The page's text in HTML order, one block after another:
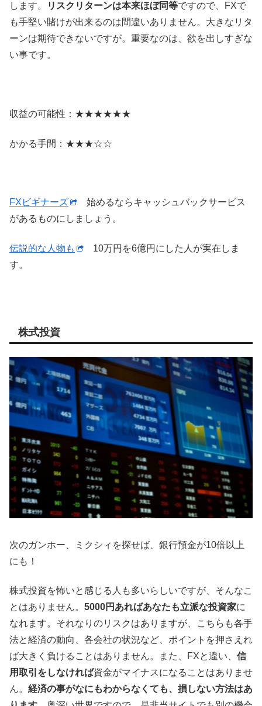
します。
リスクリターンは本来ほぼ同等ですので、FXで
も手堅い賭けが出来るのは間違いありません。大きなリタ
ーンは期待できないですが。重要なのは、欲を出しすぎな
い事です。
収益の可能性：★★★★★★
かかる手間：★★★☆☆
FXビギナーズ
始めるならキャッシュバックサービス
があるものにしましょう。
伝説的な人物も
10万円を6億円にした人が実在しま
す。
株式投資
次のガンホー、ミクシィを探せば、銀行預金が10倍以上
にも！
株式投資を怖いと感じる人も多いらしいですが、そんなこ
とはありません。 5000円あればあなたも立派な投資家に
なれます。それなりのリスクはありますが、こちらも各手
法と経済の動向、各会社の状況など、ポイントを押さえれ
ば大きく負けることはありません。また、FXと違い、 信
用取引をしなければ資金がマイナスになることはありませ
ん。 経済の事がなにもわからなくても、損しない方法はあ